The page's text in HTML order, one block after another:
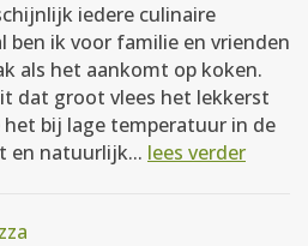
iedere culinaire
ben ik voor familie en vrienden
als het aankomt op koken.
dat groot vlees het lekkerst
bij lage temperatuur in de
en natuurlijk... lees verder